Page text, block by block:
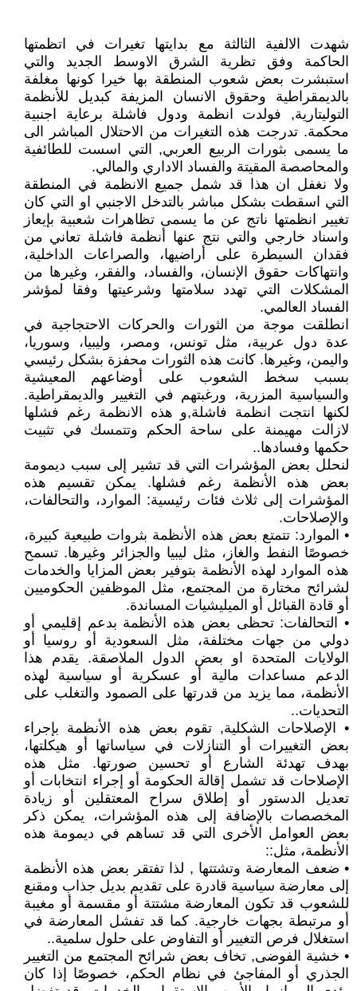
شهدت الالفية الثالثة مع بدايتها تغيرات في اتظمتها
الحاكمة وفق تظرية الشرق الاوسط الجديد والتي
استبشرت بعض شعوب المنطقة بها خيرا كونها مغلفة
بالديمقراطية وحقوق الانسان المزيفة كبديل للأنظمة
التوليتارية, فولدت انظمة ودول فاشلة برعاية اجنبية
محكمة. تدرجت هذه التغيرات من الاحتلال المباشر الى
ما يسمى بثورات الربيع العربي, التي اسست للطائفية
والمحاصصة المقيتة والفساد الاداري والمالي.
ولا نغفل ان هذا قد شمل جميع الانظمة في المنطقة
التي اسقطت بشكل مباشر بالتدخل الاجنبي او التي كان
تغيير انظمتها ناتج عن ما يسمى تظاهرات شعبية بإيعاز
واسناد خارجي والتي نتج عنها أنظمة فاشلة تعاني من
فقدان السيطرة على أراضيها، والصراعات الداخلية،
وانتهاكات حقوق الإنسان، والفساد، والفقر، وغيرها من
المشكلات التي تهدد سلامتها وشرعيتها وفقا لمؤشر
الفساد العالمي.
انطلقت موجة من الثورات والحركات الاحتجاجية في
عدة دول عربية، مثل تونس، ومصر، وليبيا، وسوريا،
واليمن، وغيرها. كانت هذه الثورات محفزة بشكل رئيسي
بسبب سخط الشعوب على أوضاعهم المعيشية
والسياسية المزرية، ورغبتهم في التغيير والديمقراطية.
لكنها انتجت انظمة فاشلة,و هذه الانظمة رغم فشلها
لازالت مهيمنة على ساحة الحكم وتتمسك في تثبيت
حكمها وفسادها..
لنحلل بعض المؤشرات التي قد تشير إلى سبب ديمومة
بعض هذه الأنظمة رغم فشلها. يمكن تقسيم هذه
المؤشرات إلى ثلاث فئات رئيسية: الموارد، والتحالفات،
والإصلاحات.
• الموارد: تتمتع بعض هذه الأنظمة بثروات طبيعية كبيرة،
خصوصًا النفط والغاز، مثل ليبيا والجزائر وغيرها. تسمح
هذه الموارد لهذه الأنظمة بتوفير بعض المزايا والخدمات
لشرائح مختارة من المجتمع، مثل الموظفين الحكوميين
أو قادة القبائل أو الميليشيات المساندة.
• التحالفات: تحظى بعض هذه الأنظمة بدعم إقليمي أو
دولي من جهات مختلفة، مثل السعودية أو روسيا أو
الولايات المتحدة او بعض الدول الملاصقة. يقدم هذا
الدعم مساعدات مالية أو عسكرية أو سياسية لهذه
الأنظمة، مما يزيد من قدرتها على الصمود والتغلب على
التحديات..
• الإصلاحات الشكلية, تقوم بعض هذه الأنظمة بإجراء
بعض التغييرات أو التنازلات في سياساتها أو هيكلتها،
بهدف تهدئة الشارع أو تحسين صورتها. مثل هذه
الإصلاحات قد تشمل إقالة الحكومة أو إجراء انتخابات أو
تعديل الدستور أو إطلاق سراح المعتقلين أو زيادة
المخصصات بالإضافة إلى هذه المؤشرات، يمكن ذكر
بعض العوامل الأخرى التي قد تساهم في ديمومة هذه
الأنظمة، مثل::
• ضعف المعارضة وتشتتها , لذا تفتقر بعض هذه الأنظمة
إلى معارضة سياسية قادرة على تقديم بديل جذاب ومقنع
للشعوب قد تكون المعارضة مشتتة أو مقسمة أو مغيبة
أو مرتبطة بجهات خارجية. كما قد تفشل المعارضة في
استغلال فرص التغيير أو التفاوض على حلول سلمية..
• خشية الفوضى, تخاف بعض شرائح المجتمع من التغيير
الجذري أو المفاجئ في نظام الحكم، خصوصًا إذا كان